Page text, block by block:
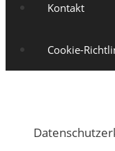
Kontakt
Cookie-